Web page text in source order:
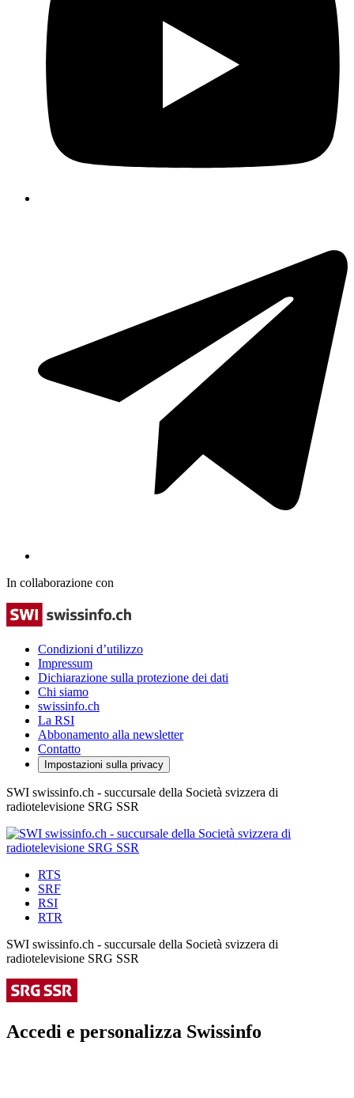
In collaborazione con
Condizioni d’utilizzo
Impressum
Dichiarazione sulla protezione dei dati
Chi siamo
swissinfo.ch
La RSI
Abbonamento alla newsletter
Contatto
Impostazioni sulla privacy
SWI swissinfo.ch - succursale della Società svizzera di
radiotelevisione SRG SSR
RTS
SRF
RSI
RTR
SWI swissinfo.ch - succursale della Società svizzera di
radiotelevisione SRG SSR
Accedi e personalizza Swissinfo